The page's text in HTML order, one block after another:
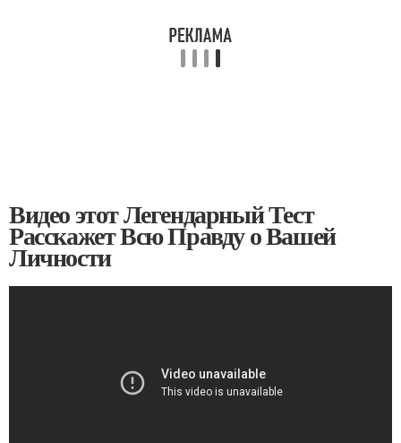
Видео этот Легендарный Тест
Расскажет Всю Правду о Вашей
Личности